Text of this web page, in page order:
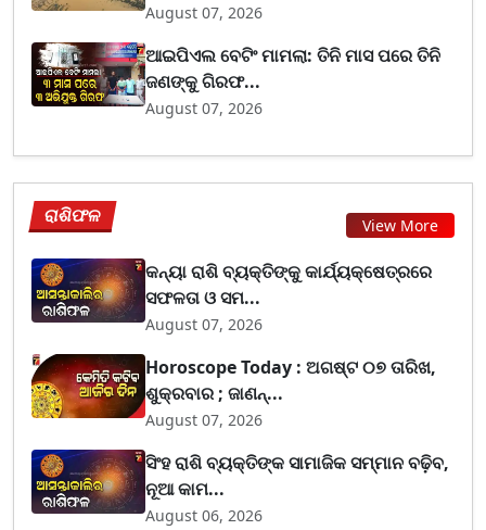
August 07, 2026
ଆଇପିଏଲ ବେଟିଂ ମାମଲା: ତିନି ମାସ ପରେ ତିନି
ଜଣଙ୍କୁ ଗିରଫ...
August 07, 2026
ରାଶିଫଳ View More
କନ୍ୟା ରାଶି ବ୍ୟକ୍ତିଙ୍କୁ କାର୍ଯ୍ୟକ୍ଷେତ୍ରରେ
ସଫଳତା ଓ ସମ...
August 07, 2026
Horoscope Today : ଅଗଷ୍ଟ ୦୭ ତାରିଖ,
ଶୁକ୍ରବାର ; ଜାଣନ୍...
August 07, 2026
ସିଂହ ରାଶି ବ୍ୟକ୍ତିଙ୍କ ସାମାଜିକ ସମ୍ମାନ ବଢ଼ିବ,
ନୂଆ କାମ...
August 06, 2026